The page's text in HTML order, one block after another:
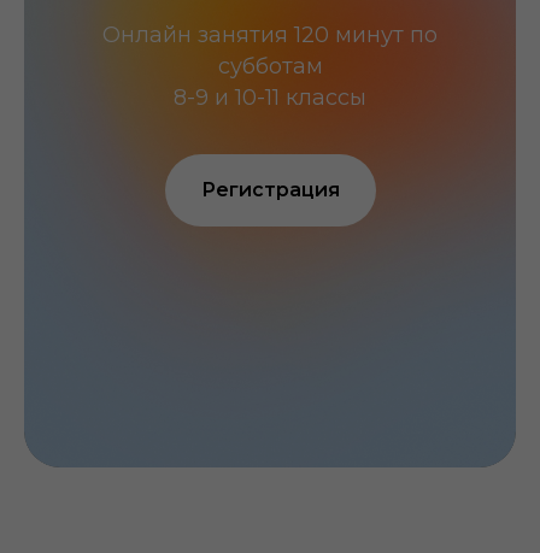
Онлайн занятия 120 минут по
субботам
8-9 и 10-11 классы
Регистрация